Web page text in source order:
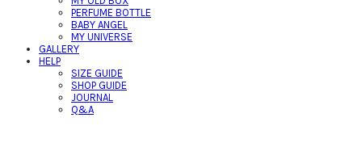
PERFUME BOTTLE
BABY ANGEL
MY UNIVERSE
GALLERY
HELP
SIZE GUIDE
SHOP GUIDE
JOURNAL
Q&A